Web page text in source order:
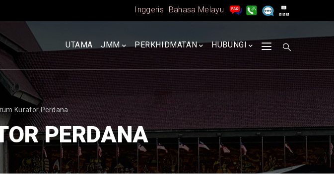
Inggeris Bahasa Melayu
UTAMA
[BM]
UTAMA JMM PERKHIDMATAN HUBUNGI
Kurator Perdana
PERDANA